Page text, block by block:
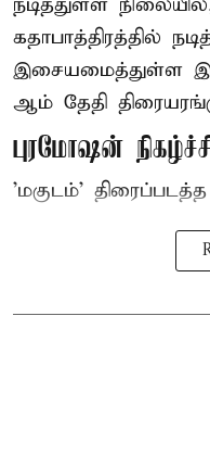
கதாபாத்திரத்தில்
இசையமைத்துள்ள
ஆம் தேதி
புரமோஷன்
'மகுடம்'